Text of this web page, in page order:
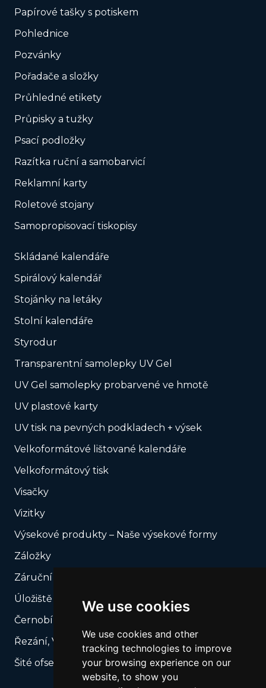
We use cookies
We use cookies and other
tracking technologies to improve
your browsing experience on our
website, to show you
Papírové tašky s potiskem
Pohlednice
Pozvánky
Pořadače a složky
Průhledné etikety
Průpisky a tužky
Psací podložky
Razítka ruční a samobarvicí
Reklamní karty
Roletové stojany
Samopropisovací tiskopisy
Skládané kalendáře
Spirálový kalendář
Stojánky na letáky
Stolní kalendáře
Styrodur
Transparentní samolepky UV Gel
UV Gel samolepky probarvené ve hmotě
UV plastové karty
UV tisk na pevných podkladech + výsek
Velkoformátové lištované kalendáře
Velkoformátový tisk
Visačky
Vizitky
Výsekové produkty – Naše výsekové formy
Záložky
Záruční plomby
Úložiště USB
Černobílý tisk
Řezání, Výsek podle vašeho rozkroje
Šité ofsetové katalogy